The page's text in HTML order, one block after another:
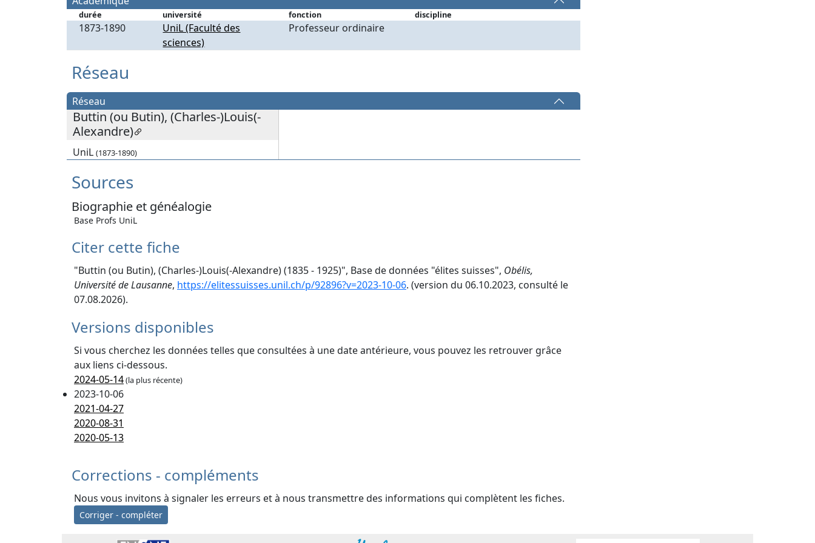
durée université fonction discipline
1873-1890
UniL (Faculté des
sciences)
Professeur ordinaire
Réseau
Réseau
Buttin (ou Butin), (Charles-)Louis(-
Alexandre)
UniL (1873-1890)
Sources
Biographie et généalogie
Base Profs UniL
Citer cette fiche
"Buttin (ou Butin), (Charles-)Louis(-Alexandre) (1835 - 1925)", Base de données "élites suisses", Obélis,
Université de Lausanne, https://elitessuisses.unil.ch/p/92896?v=2023-10-06. (version du 06.10.2023, consulté le
07.08.2026).
Versions disponibles
Si vous cherchez les données telles que consultées à une date antérieure, vous pouvez les retrouver grâce
aux liens ci-dessous.
2024-05-14(la plus récente)
2023-10-06
2021-04-27
2020-08-31
2020-05-13
Corrections - compléments
Nous vous invitons à signaler les erreurs et à nous transmettre des informations qui complètent les fiches.
Corriger - compléter